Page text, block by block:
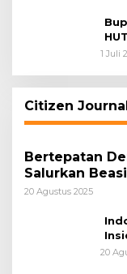
1 Juli
Citizen
Bertepatan
Salurkan
Pelajar
20 Agustus 2025
20